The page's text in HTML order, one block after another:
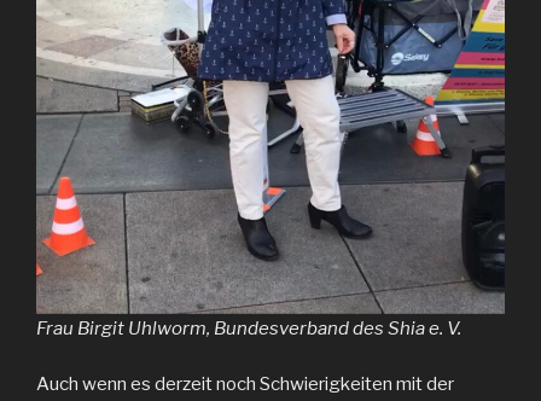
Frau Birgit Uhlworm, Bundesverband des Shia e. V.
Auch wenn es derzeit noch Schwierigkeiten mit der